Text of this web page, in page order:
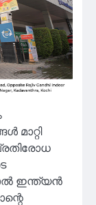
മാറ്റി
ഇന്ത്യൻ